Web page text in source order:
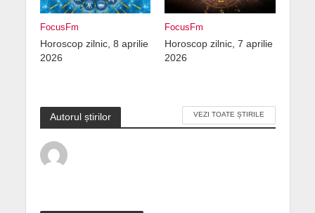
FocusFm
Horoscop zilnic, 8 aprilie
2026
FocusFm
Horoscop zilnic, 7 aprilie
2026
Autorul știrilor VEZI TOATE ȘTIRILE